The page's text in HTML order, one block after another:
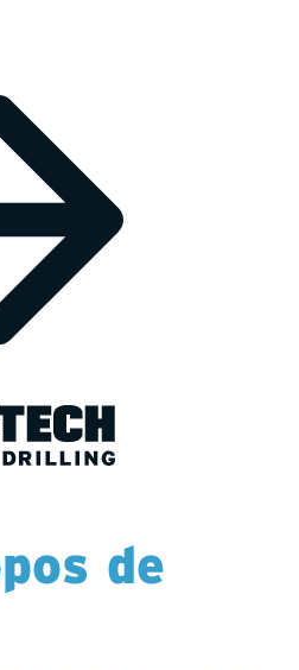
de
de
des opportunités au Portugal,
informations et vous contactera
cherchez des postes au
ci-dessous pour consulter les
d’embauche en Amérique